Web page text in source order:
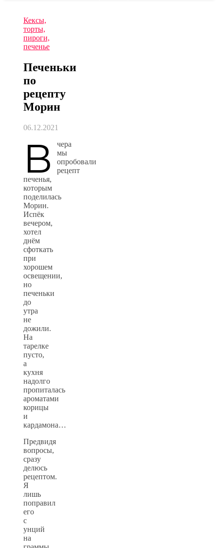
Кексы,
торты,
пироги,
печенье
Печеньки
по
рецепту
Морин
06.12.2021
В
чера
мы
опробовали
рецепт
печенья,
которым
поделилась
Морин.
Испёк
вечером,
хотел
днём
сфоткать
при
хорошем
освещении,
но
печеньки
до
утра
не
дожили.
На
тарелке
пусто,
а
кухня
надолго
пропиталась
ароматами
корицы
и
кардамона…
Предвидя
вопросы,
сразу
делюсь
рецептом.
Я
лишь
поправил
его
с
унций
на